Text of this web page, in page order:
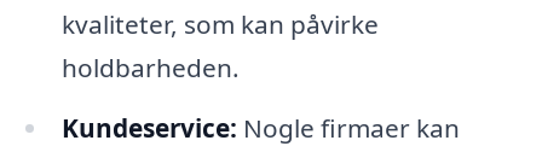
kvaliteter, som kan påvirke
holdbarheden.
Kundeservice: Nogle firmaer kan